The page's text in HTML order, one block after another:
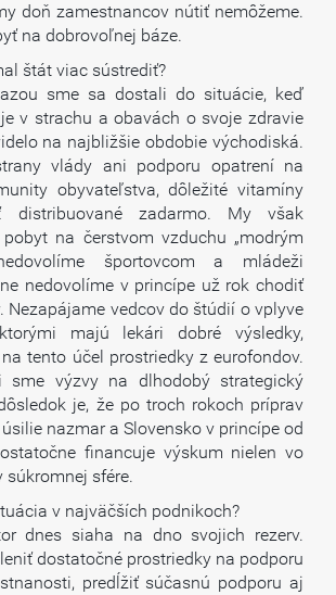
doň zamestnancov nútiť nemôžeme.
na dobrovoľnej báze.
štát viac sústrediť?
sme sa dostali do situácie, keď
v strachu a obavách o svoje zdravie
na najbližšie obdobie východiská.
vlády ani podporu opatrení na
obyvateľstva, dôležité vitamíny
zadarmo. My však
na čerstvom vzduchu „modrým
športovcom a mládeži
nedovolíme v princípe už rok chodiť
Nezapájame vedcov do štúdií o vplyve
majú lekári dobré výsledky,
tento účel prostriedky z eurofondov.
sme výzvy na dlhodobý strategický
je, že po troch rokoch príprav
nazmar a Slovensko v princípe od
financuje výskum nielen vo
súkromnej sfére.
v najväčších podnikoch?
dnes siaha na dno svojich rezerv.
dostatočné prostriedky na podporu
predĺžiť súčasnú podporu aj